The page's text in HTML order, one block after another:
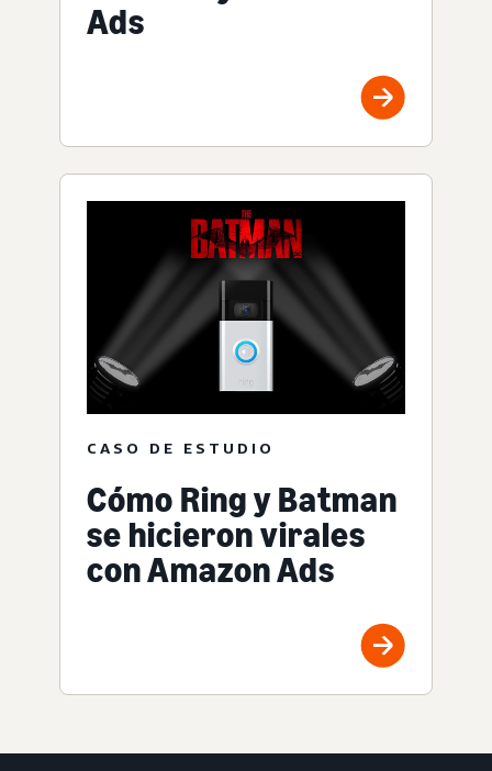
Ads
CASO DE ESTUDIO
Cómo Ring y Batman
se hicieron virales
con Amazon Ads